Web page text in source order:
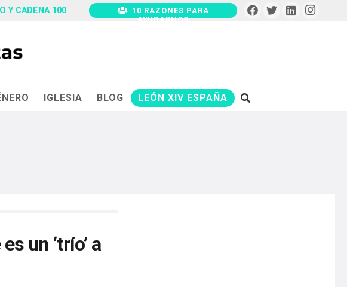
Y CADENA 100
10 RAZONES PARA
AYUDARNOS
IGLESIA BLOG LEÓN XIV ESPAÑA
un ‘trío’ a